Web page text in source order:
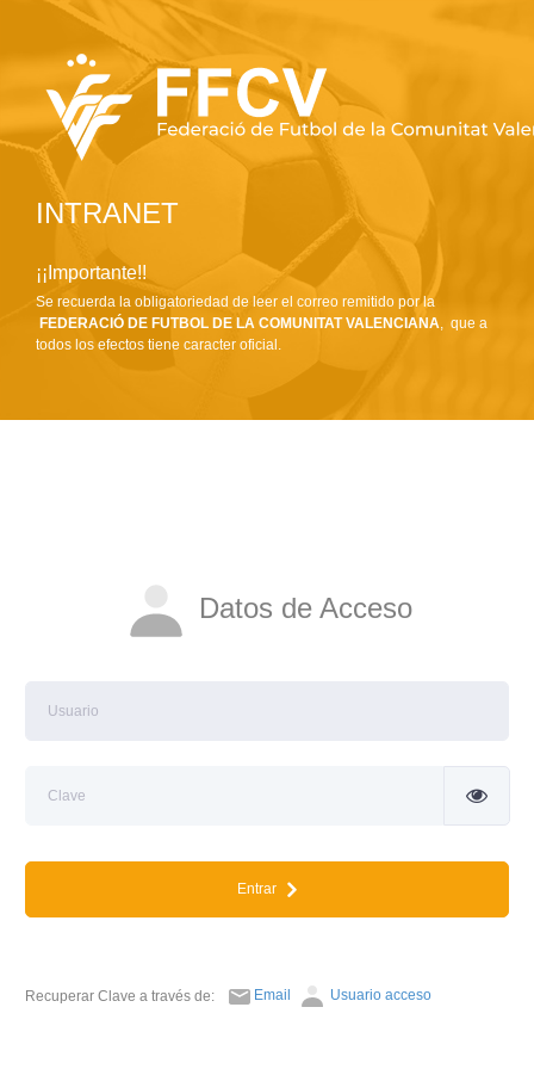
INTRANET
¡¡Importante!!
Se recuerda la obligatoriedad de leer el correo remitido por la
FEDERACIÓ DE FUTBOL DE LA COMUNITAT VALENCIANA, que a
todos los efectos tiene caracter oficial.
Datos de Acceso
Entrar
Recuperar Clave a través de: Email Usuario acceso